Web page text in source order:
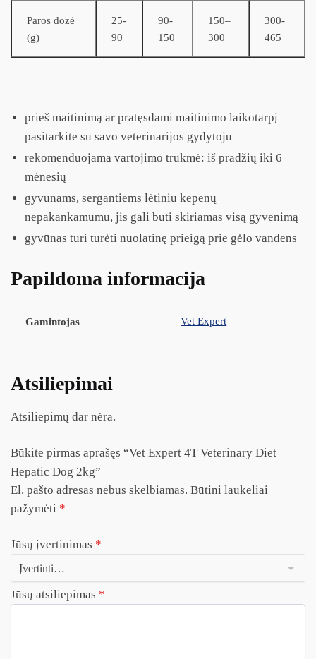
Paros dozė
(g)
25-
90
90-
150
150–
300
300-
465
prieš maitinimą ar pratęsdami maitinimo laikotarpį
pasitarkite su savo veterinarijos gydytoju
rekomenduojama vartojimo trukmė: iš pradžių iki 6
mėnesių
gyvūnams, sergantiems lėtiniu kepenų
nepakankamumu, jis gali būti skiriamas visą gyvenimą
gyvūnas turi turėti nuolatinę prieigą prie gėlo vandens
Papildoma informacija
Gamintojas Vet Expert
Atsiliepimai
Atsiliepimų dar nėra.
Būkite pirmas aprašęs “Vet Expert 4T Veterinary Diet
Hepatic Dog 2kg”
El. pašto adresas nebus skelbiamas. Būtini laukeliai
pažymėti *
Jūsų įvertinimas *
Jūsų atsiliepimas *